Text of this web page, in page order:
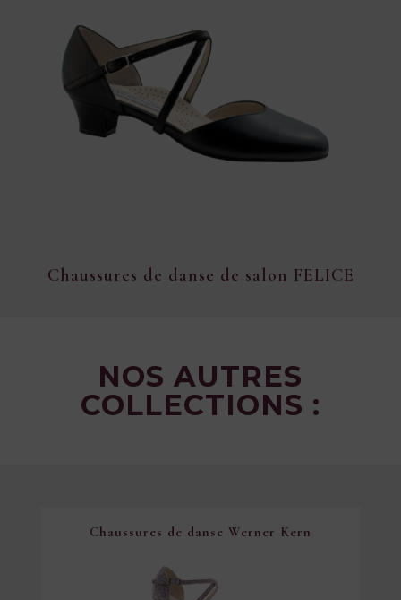
Chaussures de danse de salon FELICE
NOS AUTRES
COLLECTIONS :
Chaussures de danse Werner Kern